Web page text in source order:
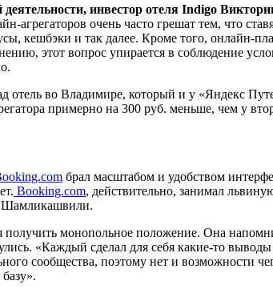
деятельности, инвестор отеля Indigo
агрегаторов очень часто грешат тем, что
кешбэки и так далее. Кроме того, онлайн-
этот вопрос упирается в соблюдение
во Владимире, который и у «Яндекс
примерно на 300 руб. меньше, чем у
брал масштабом и удобством
Booking.com, действительно, занимал
Шамликашвили.
монопольное положение. Она
«Каждый сделал для себя какие-то
сообщества, поэтому нет и возможности